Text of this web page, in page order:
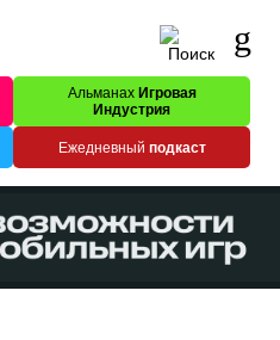
Альманах Игровая
Индустрия
Ежедневный подкаст